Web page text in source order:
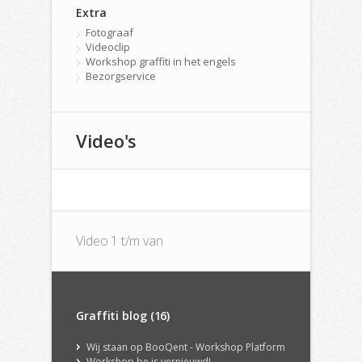
Extra
Fotograaf
Videoclip
Workshop graffiti in het engels
Bezorgservice
Video's
Video 1 t/m van
Graffiti blog (16)
Wij staan op BooQent - Workshop Platform